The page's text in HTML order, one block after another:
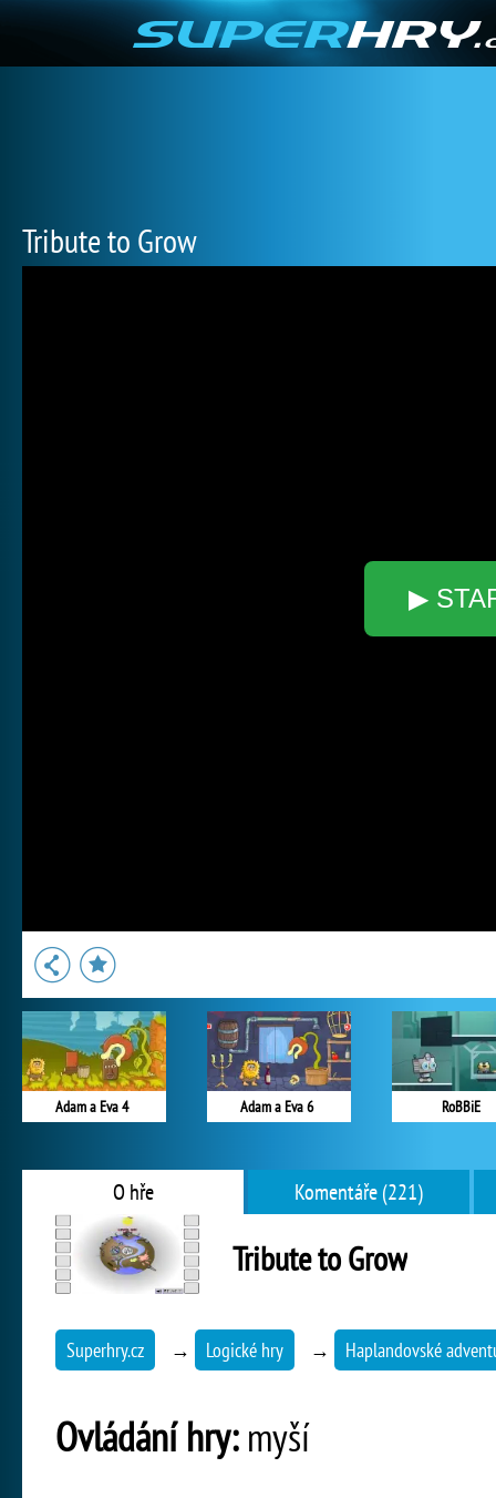
Tribute to Grow
▶
Adam a Eva 4 Adam a Eva 6 RoBBiE
O hře Komentáře (221)
Tribute to Grow
Superhry.cz → Logické hry → Haplandovské
Ovládání hry:myší